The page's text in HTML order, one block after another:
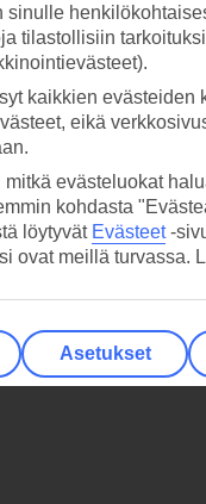
sinulle
tilastollisiin
kaikkien evästeiden
eikä
evästeluokat
kohdasta
löytyvät Evästeet-
ovat meillä turvassa.
Asetukset